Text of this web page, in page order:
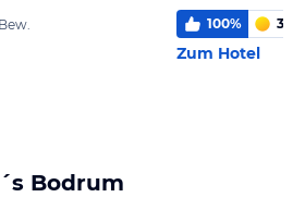
100% 3,7
Zum Hotel
Bodrum